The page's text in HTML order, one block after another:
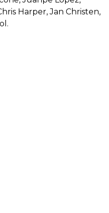
Harper, Jan Christen,